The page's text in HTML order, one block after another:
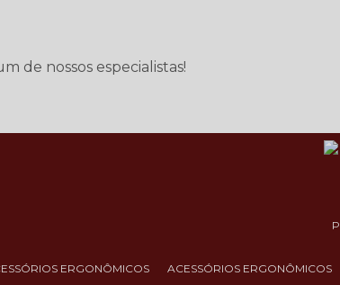
de nossos especialistas!
ERGONÔMICOS ACESSÓRIOS ERGONÔMICOS